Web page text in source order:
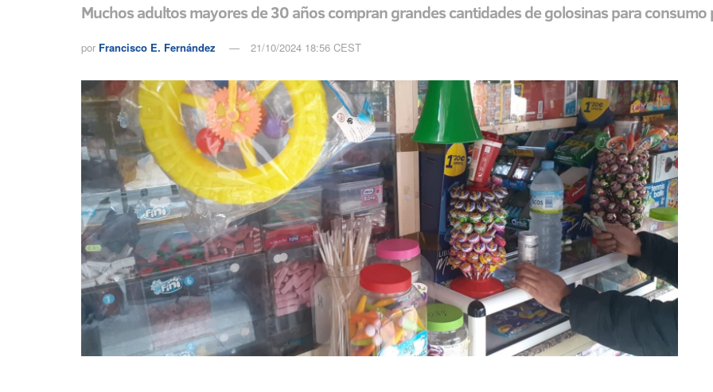
Muchos adultos mayores de 30 años compran grandes cantidades de golosinas para consumo
por Francisco E. Fernández 21/10/2024 18:56 CEST